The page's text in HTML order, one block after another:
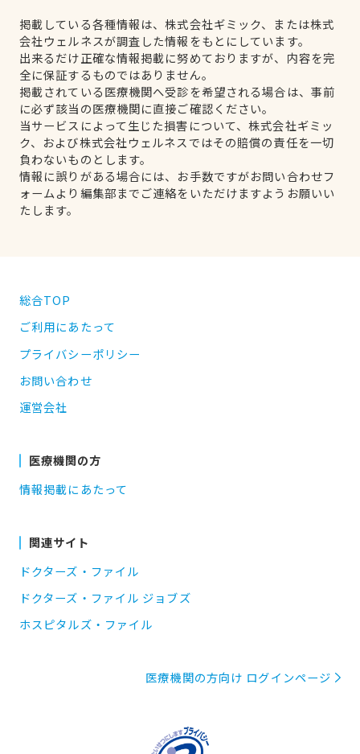
掲載している各種情報は、株式会社ギミック、または株式
会社ウェルネスが調査した情報をもとにしています。
出来るだけ正確な情報掲載に努めておりますが、内容を完
全に保証するものではありません。
掲載されている医療機関へ受診を希望される場合は、事前
に必ず該当の医療機関に直接ご確認ください。
当サービスによって生じた損害について、株式会社ギミッ
ク、および株式会社ウェルネスではその賠償の責任を一切
負わないものとします。
情報に誤りがある場合には、お手数ですがお問い合わせフ
ォームより編集部までご連絡をいただけますようお願いい
たします。
総合TOP
ご利用にあたって
プライバシーポリシー
お問い合わせ
運営会社
医療機関の方
情報掲載にあたって
関連サイト
ドクターズ・ファイル
ドクターズ・ファイル ジョブズ
ホスピタルズ・ファイル
医療機関の方向け ログインページ